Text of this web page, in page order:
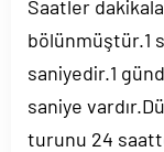
Saatler
bölünmüştür.1
saniyedir.1
saniye
turunu 24